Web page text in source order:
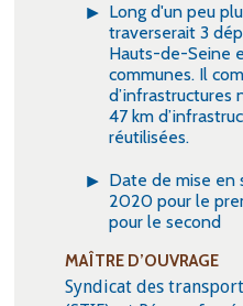
Long d'un peu
traverserait 3
Hauts-de-Seine
communes. Il
47 km
réutilisées.
Date de mise en
2020 pour le
pour le second
MAÎTRE D’OUVRAGE
Syndicat des